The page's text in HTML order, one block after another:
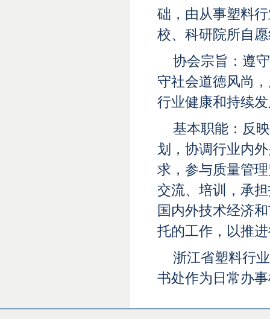
础，由从事塑料
校、科研院所自
协会宗旨：遵
守社会道德风尚
行业健康和持续
基本职能：反
划，协调行业内
求，参与质量管
交流、培训，承
国内外技术经济
托的工作，以推
浙江省塑料行
书处作为日常办